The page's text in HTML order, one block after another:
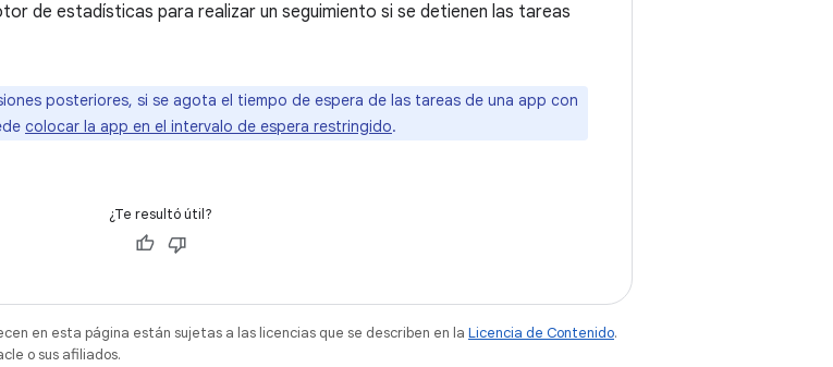
de estadísticas para realizar un seguimiento si se detienen las tareas
posteriores, si se agota el tiempo de espera de las tareas de una app con
colocar la app en el intervalo de espera restringido.
¿Te resultó útil?
en esta página están sujetas a las licencias que se describen en la Licencia de Contenido.
o sus afiliados.